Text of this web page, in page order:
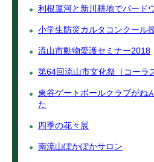
利根運河と新川耕地でバード
小学生防災カルタコンクール
流山市動物愛護セミナー2018
第64回流山市文化祭（コーラ
東谷ゲートボールクラブがね
た
四季の花々展
南流山ぽかぽかサロン